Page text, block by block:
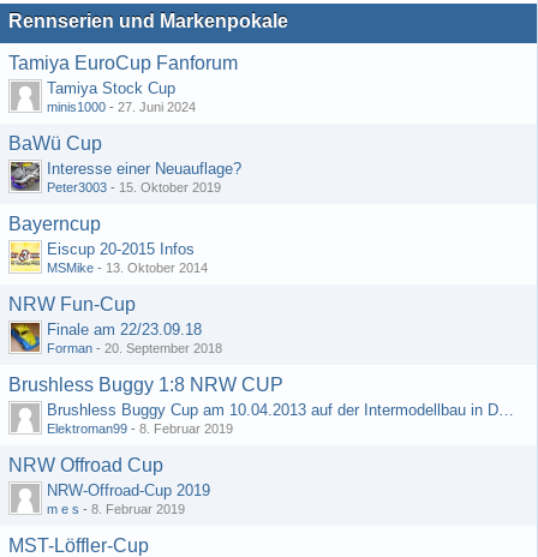
Rennserien und Markenpokale
Tamiya EuroCup Fanforum
Tamiya Stock Cup
minis1000 - 27. Juni 2024
BaWü Cup
Interesse einer Neuauflage?
Peter3003 - 15. Oktober 2019
Bayerncup
Eiscup 20-2015 Infos
MSMike - 13. Oktober 2014
NRW Fun-Cup
Finale am 22/23.09.18
Forman - 20. September 2018
Brushless Buggy 1:8 NRW CUP
Brushless Buggy Cup am 10.04.2013 auf der Intermodellbau in Dortmund
Elektroman99 - 8. Februar 2019
NRW Offroad Cup
NRW-Offroad-Cup 2019
m e s - 8. Februar 2019
MST-Löffler-Cup